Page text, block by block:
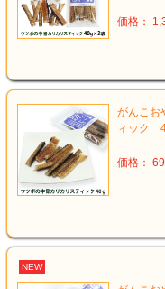
価格：
がんこお
ィック
価格：
NEW